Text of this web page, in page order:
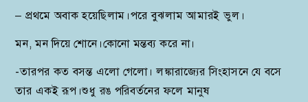
– প্রথমে অবাক হয়েছিলাম।পরে বুঝলাম আমারই ভুল।
মন, মন দিয়ে শোনে।কোনো মন্তব্য করে না।
-তারপর কত বসন্ত এলো গেলো। লঙ্কারাজ্যের সিংহাসনে যে বসে
তার একই রূপ।শুধু রঙ পরিবর্তনের ফলে মানুষ